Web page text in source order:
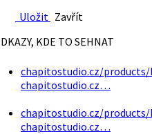
Uložit Zavřít
KDE TO SEHNAT
chapitostudio.cz/
chapitostudio.cz…
chapitostudio.cz/
chapitostudio.cz…